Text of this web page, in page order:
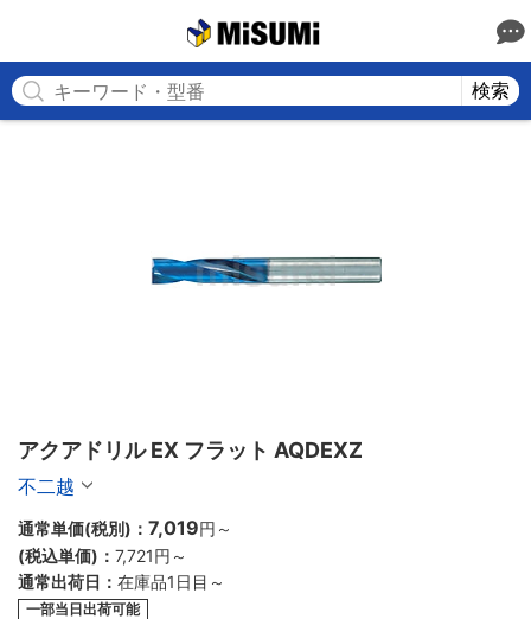
検索
アクアドリル EX フラット AQDEXZ
不二越
通常単価(税別)： 7,019円 ～
(税込単価)： 7,721円 ～
通常出荷日： 在庫品1日目～
一部当日出荷可能